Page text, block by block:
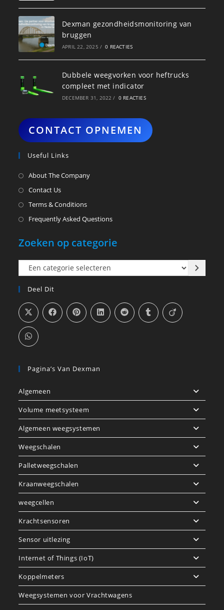
Dexman gezondheidsmonitoring van
bruggen
APRIL 22, 2025 / 0 REACTIES
Dubbele weegvorken voor heftrucks
compleet met indicator
DECEMBER 31, 2022 / 0 REACTIES
CONTACT OPNEMEN
Useful Links
About The Company
Contact Us
Terms & Conditions
Frequently Asked Questions
Zoeken op categorie
Een
categorie
selecteren
Deel Dit
Pagina’s Van Dexman
Algemeen
Volume meetsysteem
Algemeen weegsystemen
Weegschalen
Palletweegschalen
Kraanweegschalen
weegcellen
Krachtsensoren
Sensor uitlezing
Internet of Things (IoT)
Koppelmeters
Weegsystemen voor Vrachtwagens